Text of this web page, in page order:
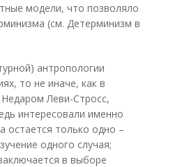
модели, что позволяло
(см. Детерминизм в
антропологии
то не иначе, как в
Леви-Стросс,
интересовали именно
остается только одно –
одного случая;
в выборе